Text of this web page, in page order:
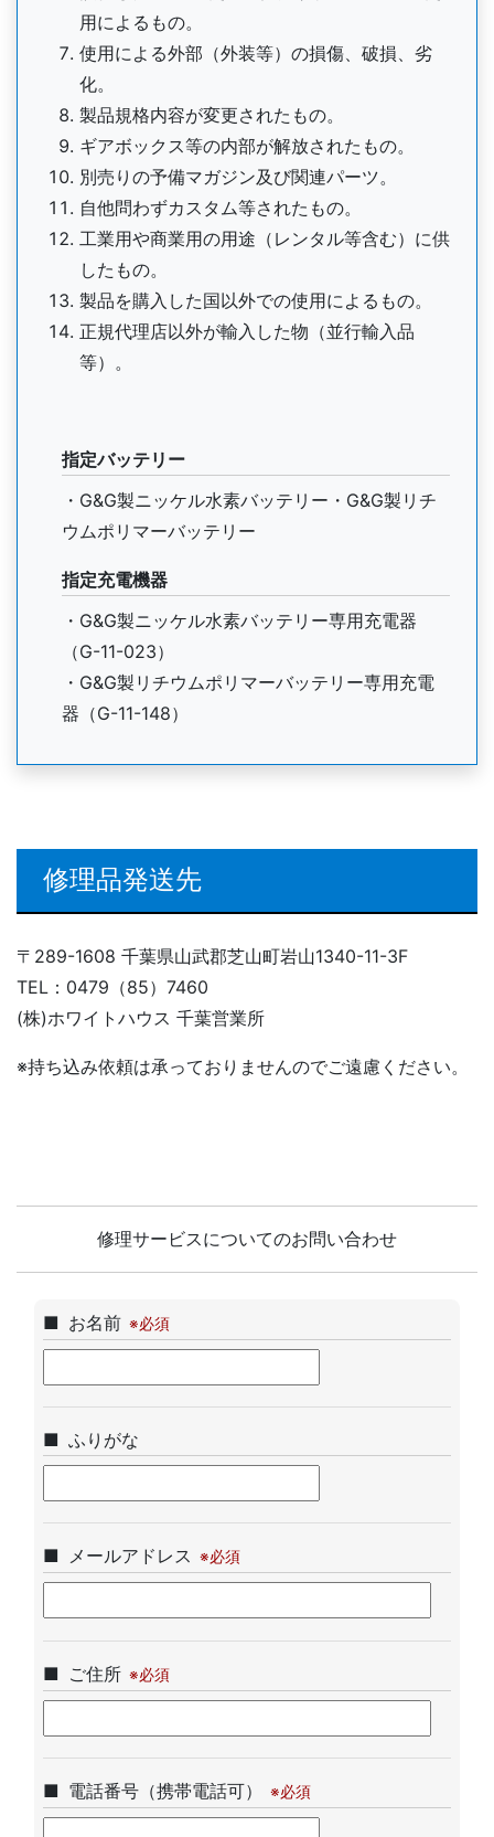
用によるもの。
使用による外部（外装等）の損傷、破損、劣
化。
製品規格内容が変更されたもの。
ギアボックス等の内部が解放されたもの。
別売りの予備マガジン及び関連パーツ。
自他問わずカスタム等されたもの。
工業用や商業用の用途（レンタル等含む）に供
したもの。
製品を購入した国以外での使用によるもの。
正規代理店以外が輸入した物（並行輸入品
等）。
指定バッテリー
・G&G製ニッケル水素バッテリー・G&G製リチ
ウムポリマーバッテリー
指定充電機器
・G&G製ニッケル水素バッテリー専用充電器
（G-11-023）
・G&G製リチウムポリマーバッテリー専用充電
器（G-11-148）
修理品発送先
〒289-1608 千葉県山武郡芝山町岩山1340-11-3F
TEL：0479（85）7460
(株)ホワイトハウス 千葉営業所
※持ち込み依頼は承っておりませんのでご遠慮ください。
修理サービスについてのお問い合わせ
お名前
ふりがな
メールアドレス
ご住所
電話番号（携帯電話可）